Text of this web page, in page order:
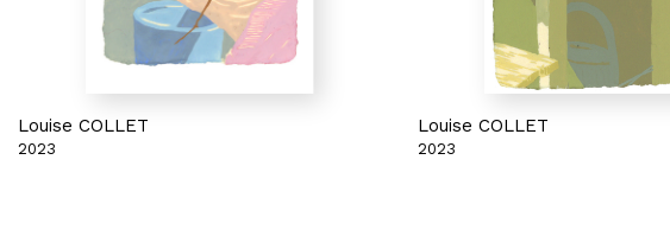
Louise COLLET
2023
Louise COLLET
2023